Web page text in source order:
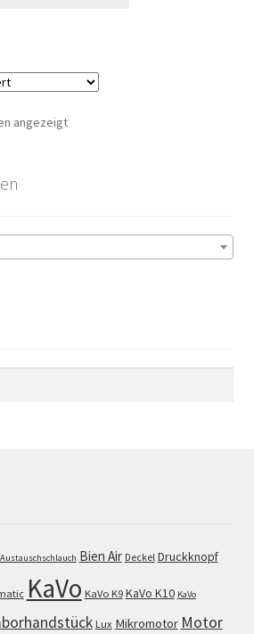
angezeigtNach
Austauschschlauch Bien Air Deckel Druckknopf
KaVo KaVo K9 KaVo K10 KaVo
Lux Mikromotor Motor